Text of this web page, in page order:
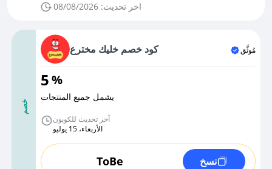
اخر تحديث: 08/08/2026
خصم
كود خصم خليك مخترع مُوثَّق
5%
يشمل جميع المنتجات
آخر تحديث للكوبون
الأربعاء، 15 يوليو
ToBe نسخ